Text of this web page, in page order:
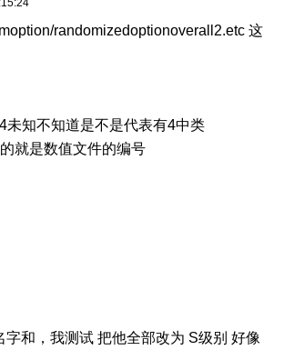
randomizedoptionoverall2.etc 这
未知不知道是不是代表有4中类
就是数值文件的编号
字和，我测试 把他全部改为 S级别 好像